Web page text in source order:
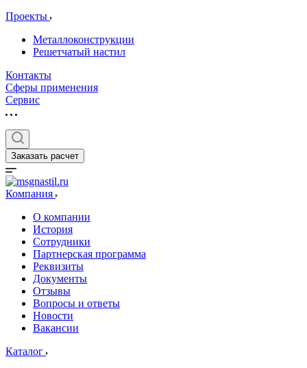
Проекты
Металлоконструкции
Решетчатый настил
Контакты
Сферы применения
Сервис
Заказать расчет
Компания
О компании
История
Сотрудники
Партнерская программа
Реквизиты
Документы
Отзывы
Вопросы и ответы
Новости
Вакансии
Каталог